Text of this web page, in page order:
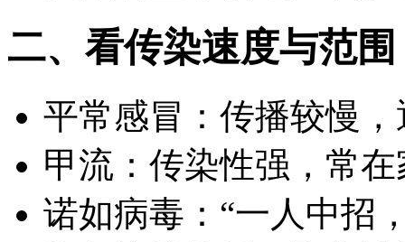
二、看传染速度与范围
平常感冒：传播较慢
甲流：传染性强，常
诺如病毒： “一人中招